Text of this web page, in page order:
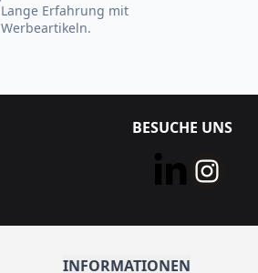
Lange Erfahrung mit
Werbeartikeln.
BESUCHE UNS
INFORMATIONEN